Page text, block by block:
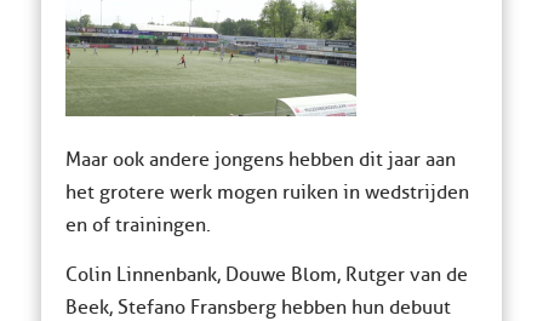
Maar ook andere jongens hebben dit jaar aan
het grotere werk mogen ruiken in wedstrijden
en of trainingen.
Colin Linnenbank, Douwe Blom, Rutger van de
Beek, Stefano Fransberg hebben hun debuut